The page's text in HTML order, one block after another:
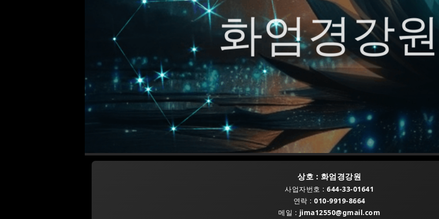
화엄경강
상호 : 화엄경강원
사업자번호 : 644-33-01641
연락 : 010-9919-8664
메일 : jima12550@gmail.com